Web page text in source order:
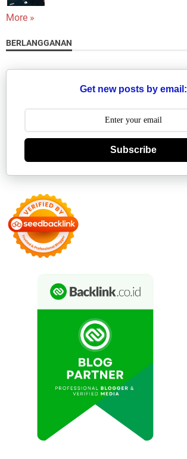
More »
BERLANGGANAN
Get new posts by email:
Subscribe